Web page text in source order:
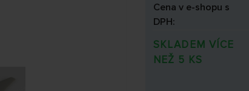
Cena v e-shopu s
DPH:
SKLADEM VÍCE
NEŽ 5 KS